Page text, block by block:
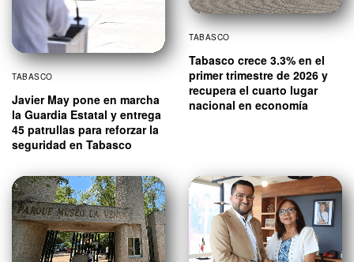
TABASCO
Javier May pone en marcha
la Guardia Estatal y entrega
45 patrullas para reforzar la
seguridad en Tabasco
TABASCO
Tabasco crece 3.3% en el
primer trimestre de 2026 y
recupera el cuarto lugar
nacional en economía